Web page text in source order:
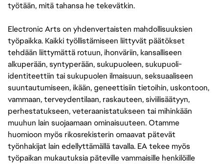
työtään, mitä tahansa he tekevätkin.
Electronic Arts on yhdenvertaisten mahdollisuuksien
työpaikka. Kaikki työllistämiseen liittyvät päätökset
tehdään liittymättä rotuun, ihonväriin, kansalliseen
alkuperään, syntyperään, sukupuoleen, sukupuoli-
identiteettiin tai sukupuolen ilmaisuun, seksuaaliseen
suuntautumiseen, ikään, geneettisiin tietoihin, uskontoon,
vammaan, terveydentilaan, raskauteen, siviilisäätyyn,
perhestatukseen, veteraanistatukseen tai mihinkään
muuhun lain suojaamaan ominaisuuteen. Otamme
huomioon myös rikosrekisterin omaavat pätevät
työnhakijat lain edellyttämällä tavalla. EA tekee myös
työpaikan mukautuksia päteville vammaisille henkilöille